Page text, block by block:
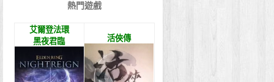
熱門遊戲
艾爾登法環
黑夜君臨
活俠傳